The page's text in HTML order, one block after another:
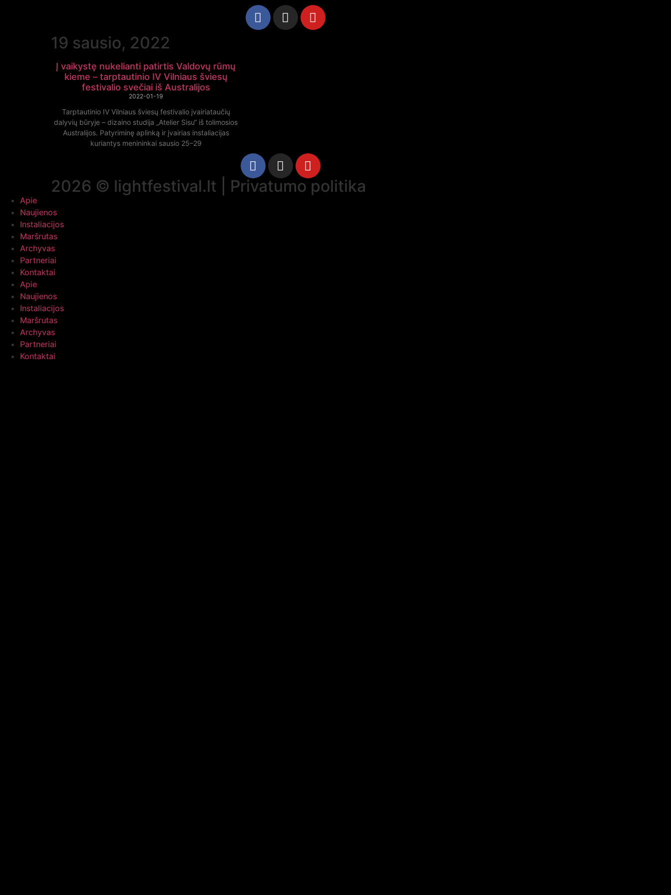
19 sausio, 2022
Į vaikystę nukelianti patirtis Valdovų rūmų
kieme – tarptautinio IV Vilniaus šviesų
festivalio svečiai iš Australijos
2022-01-19
Tarptautinio IV Vilniaus šviesų festivalio įvairiataučių
dalyvių būryje – dizaino studija „Atelier Sisu“ iš tolimosios
Australijos. Patyriminę aplinką ir įvairias instaliacijas
kuriantys menininkai sausio 25–29
2026 © lightfestival.lt | Privatumo politika
Apie
Naujienos
Instaliacijos
Maršrutas
Archyvas
Partneriai
Kontaktai
Apie
Naujienos
Instaliacijos
Maršrutas
Archyvas
Partneriai
Kontaktai